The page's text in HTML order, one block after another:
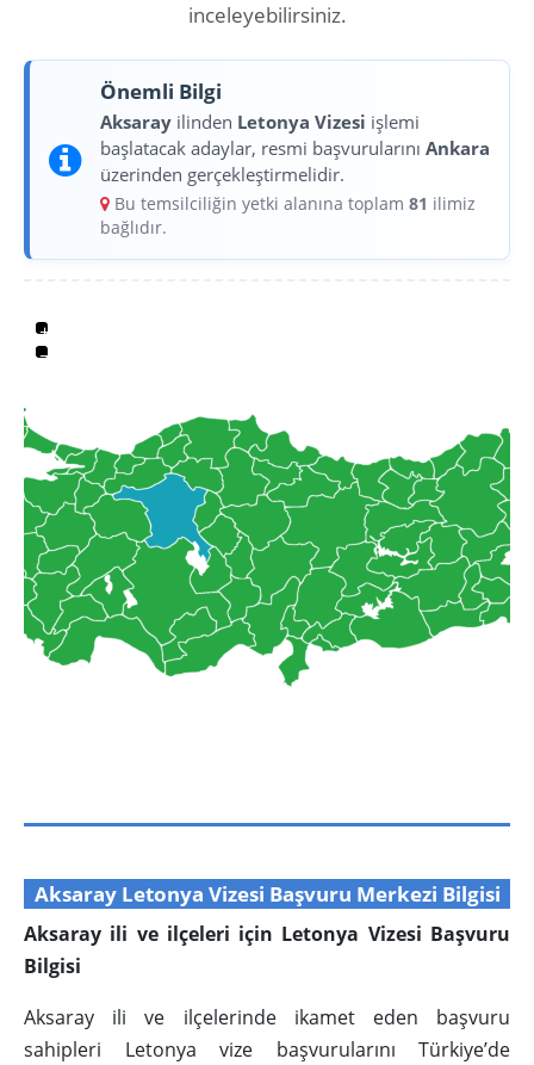
inceleyebilirsiniz.
Önemli Bilgi
Aksaray ilinden Letonya Vizesi işlemi
başlatacak adaylar, resmi başvurularını Ankara
üzerinden gerçekleştirmelidir.
Bu temsilciliğin yetki alanına toplam 81 ilimiz
bağlıdır.
+
−
Aksaray Letonya Vizesi Başvuru Merkezi Bilgisi
Aksaray ili ve ilçeleri için Letonya Vizesi Başvuru
Bilgisi
Aksaray ili ve ilçelerinde ikamet eden başvuru
sahipleri Letonya vize başvurularını Türkiye’de